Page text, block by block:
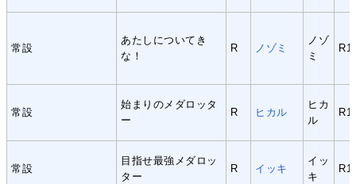
常設
あたしについてき
な！
R ノゾミ
ノゾ
ミ
R1
常設
始まりのメダロッタ
ー
R ヒカル
ヒカ
ル
R1
常設
目指せ最強メダロッ
ター
R イッキ
イッ
キ
R1